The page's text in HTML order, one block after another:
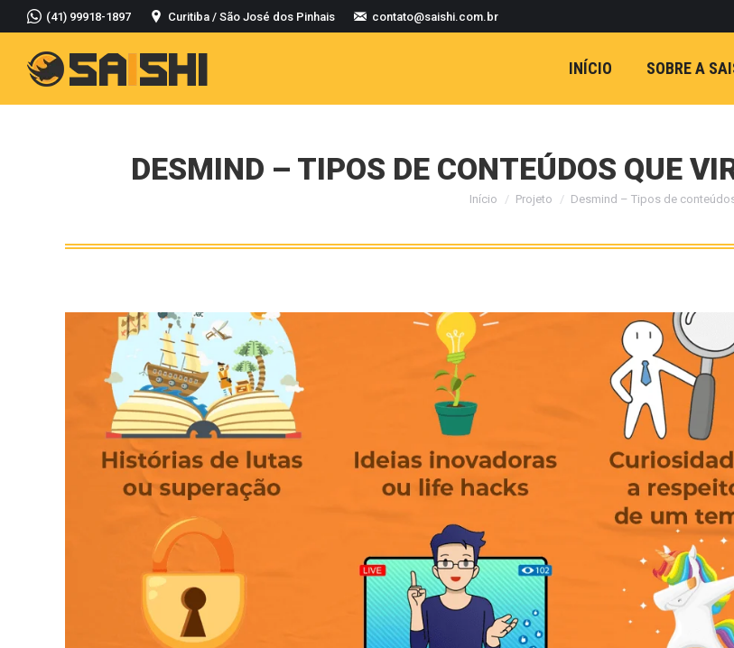
(41) 99918-1897 Curitiba / São José dos Pinhais contato@saishi.com.br
INÍCIO SOBRE A
DESMIND – TIPOS DE CONTEÚDOS QUE
Você está aqui:
Início Projeto Desmind – Tipos de